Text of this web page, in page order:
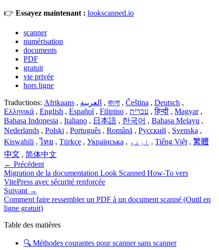
👉 Essayez maintenant : lookscanned.io
scanner
numérisation
documents
PDF
gratuit
vie privée
hors ligne
Traductions: Afrikaans , العربية , বাংলা , Čeština , Deutsch ,
Ελληνικά , English , Español , Filipino , עברית ,हिन्दी , Magyar ,
Bahasa Indonesia , Italiano , 日本語 , 한국어 , Bahasa Melayu ,
Nederlands , Polski , Português , Română , Русский , Svenska ,
Kiswahili ,ไทย , Türkçe , Українська , اردو , Tiếng Việt , 繁體
中文 , 简体中文
← Précédent
Migration de la documentation Look Scanned How-To vers
VitePress avec sécurité renforcée
Suivant →
Comment faire ressembler un PDF à un document scanné (Outil en
ligne gratuit)
Table des matières
🔍 Méthodes courantes pour scanner sans scanner